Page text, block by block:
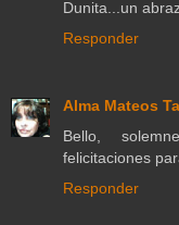
Dunita...un
Responder
Alma Mateos
Bello,
felicitaciones
Responder